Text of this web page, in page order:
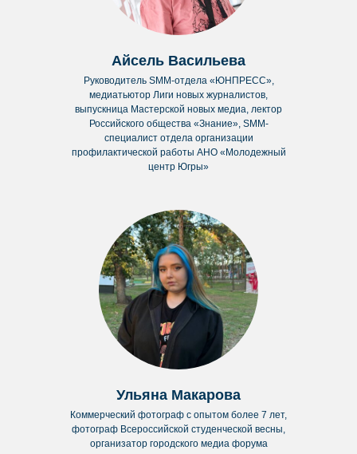
Айсель Васильева
Руководитель SMM-отдела «ЮНПРЕСС»,
медиатьютор Лиги новых журналистов,
выпускница Мастерской новых медиа, лектор
Российского общества «Знание», SMM-
специалист отдела организации
профилактической работы АНО «Молодежный
центр Югры»
Ульяна Макарова
Коммерческий фотограф с опытом более 7 лет,
фотограф Всероссийской студенческой весны,
организатор городского медиа форума
Москва, Кривоколенный
переулок, 5с4, каб. 124
по предварительной записи
Личный кабинет
Войти
Согласие на обработку персональных данных
Пользовательское соглашение
Политика обработки персональных данных